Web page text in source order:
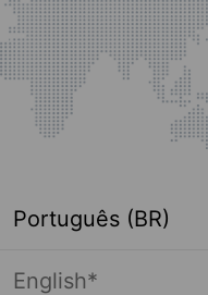
Português (BR)
English*